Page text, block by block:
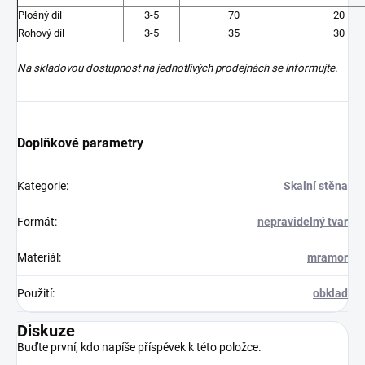
Plošný díl 3-5 70
20
Rohový díl
3-5 35 30
Na skladovou dostupnost na jednotlivých prodejnách se informujte.
Doplňkové parametry
Kategorie: Skalní stěna
Formát: nepravidelný tvar
Materiál : mramor
Použití: obklad
Diskuze
Buďte první, kdo napíše příspěvek k této položce.